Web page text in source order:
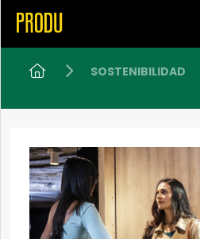
SOSTENIBILIDAD